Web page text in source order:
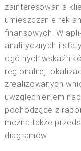
zainteresowania
umieszczanie
finansowych. W
analitycznych i
ogólnych
regionalnej
zrealizowanych
uwzględnieniem
pochodzące z
można także
diagramów.